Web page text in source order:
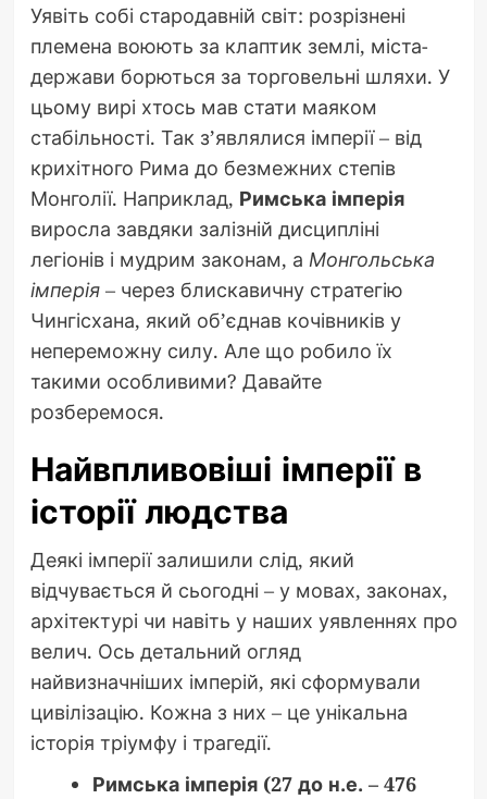
Уявіть собі стародавній світ: розрізнені
племена воюють за клаптик землі, міста-
держави борються за торговельні шляхи. У
цьому вирі хтось мав стати маяком
стабільності. Так з’являлися імперії – від
крихітного Рима до безмежних степів
Монголії. Наприклад, Римська імперія
виросла завдяки залізній дисципліні
легіонів і мудрим законам, а Монгольська
імперія– через блискавичну стратегію
Чингісхана, який об’єднав кочівників у
непереможну силу. Але що робило їх
такими особливими? Давайте
розберемося.
Найвпливовіші імперії в
історії людства
Деякі імперії залишили слід, який
відчувається й сьогодні – у мовах, законах,
архітектурі чи навіть у наших уявленнях про
велич. Ось детальний огляд
найвизначніших імперій, які сформували
цивілізацію. Кожна з них – це унікальна
історія тріумфу і трагедії.
Римська імперія (27 до н.е. – 476